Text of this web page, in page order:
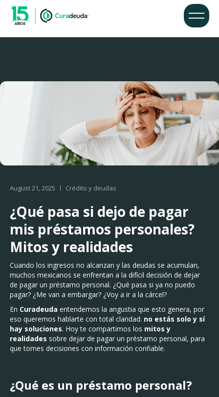
August 21, 2025 Crédito y deudas
¿Qué pasa si dejo de pagar
mis préstamos personales?
Mitos y realidades
Cuando los ingresos no alcanzan y las deudas se acumulan,
muchos mexicanos se enfrentan a la difícil decisión de dejar
de pagar un préstamo personal. ¿Qué pasa si ya no puedo
pagar? ¿Me van a embargar? ¿Voy a ir a la cárcel?
En Curadeuda entendemos la angustia que esto genera, por
eso queremos hablarte con total claridad: no estás solo y sí
hay soluciones. Hoy te compartimos los mitos y
realidades sobre dejar de pagar un préstamo personal, para
que tomes decisiones con información confiable.
¿Qué es un préstamo personal?